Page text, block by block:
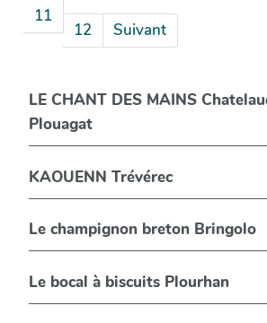
11
12 Suivant
LE CHANT DES MAINS
Plouagat
KAOUENN Trévérec
Le champignon breton Bringolo
Le bocal à biscuits Plourhan